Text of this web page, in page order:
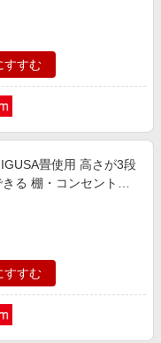
[ダブルサイズ]
すすむ
畳使用 高さが3段
る 棚・コンセント・
[セミダブルサイズ]
すすむ